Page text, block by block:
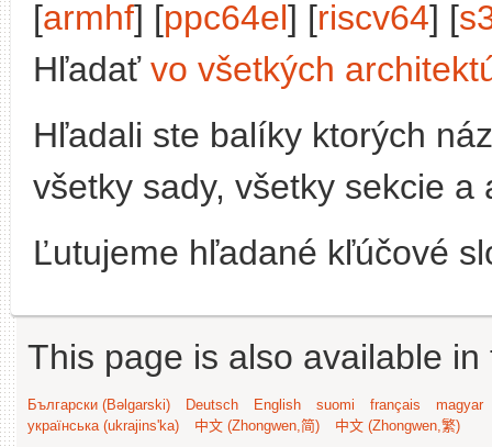
[armhf] [ppc64el] [riscv64] [
Hľadať vo všetkých
Hľadali ste balíky ktorých
všetky sady, všetky sekcie
Ľutujeme hľadané kľúčové
This page is also available
Български (Bəlgarski) Deutsch English suomi français
magyar
українська (ukrajins'ka)
中文 (Zhongwen,简) 中文 (Zhongwen,繁)